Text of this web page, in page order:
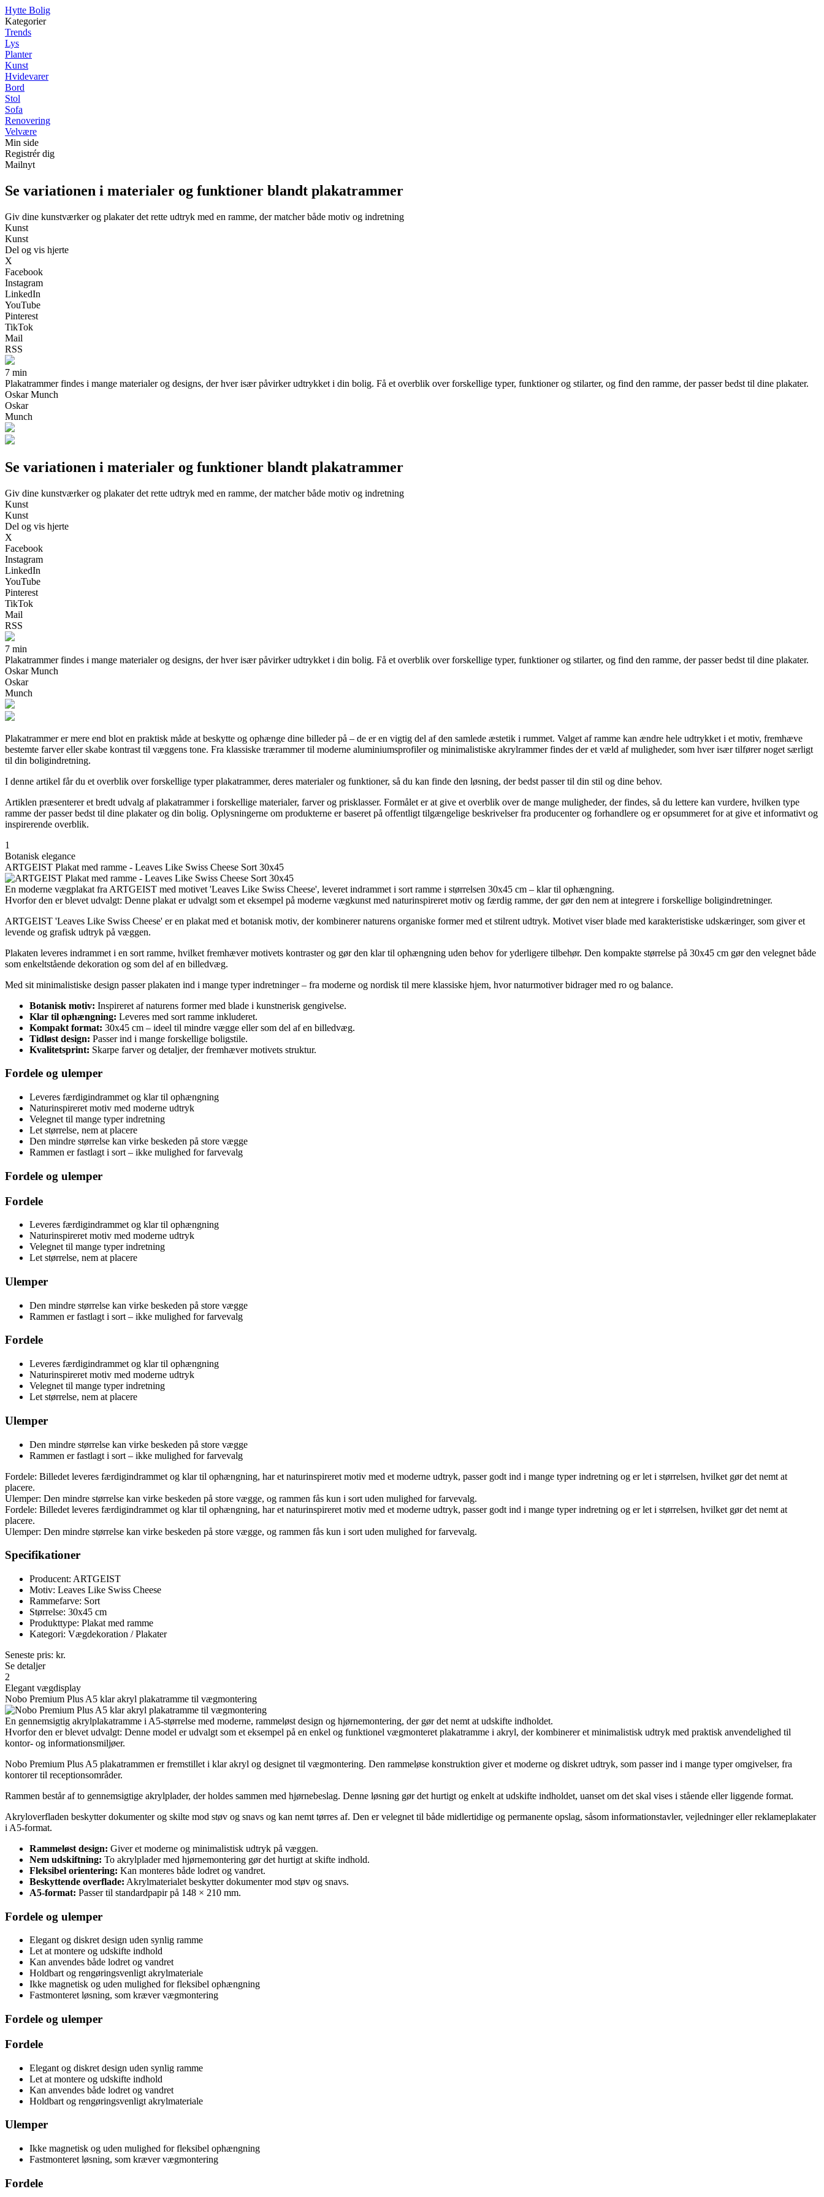
Hytte Bolig
Kategorier
Trends
Lys
Planter
Kunst
Hvidevarer
Bord
Stol
Sofa
Renovering
Velvære
Min side
Registrér dig
Mailnyt
Se variationen i materialer og funktioner blandt plakatrammer
Giv dine kunstværker og plakater det rette udtryk med en ramme, der matcher både motiv og indretning
Kunst
Kunst
Del og vis hjerte
X
Facebook
Instagram
LinkedIn
YouTube
Pinterest
TikTok
Mail
RSS
7 min
Plakatrammer findes i mange materialer og designs, der hver især påvirker udtrykket i din bolig. Få et overblik over forskellige typer, funktioner og stilarter, og find den ramme, der passer bedst til dine plakater.
Oskar Munch
Oskar
Munch
Se variationen i materialer og funktioner blandt plakatrammer
Giv dine kunstværker og plakater det rette udtryk med en ramme, der matcher både motiv og indretning
Kunst
Kunst
Del og vis hjerte
X
Facebook
Instagram
LinkedIn
YouTube
Pinterest
TikTok
Mail
RSS
7 min
Plakatrammer findes i mange materialer og designs, der hver især påvirker udtrykket i din bolig. Få et overblik over forskellige typer, funktioner og stilarter, og find den ramme, der passer bedst til dine plakater.
Oskar Munch
Oskar
Munch
Plakatrammer er mere end blot en praktisk måde at beskytte og ophænge dine billeder på – de er en vigtig del af den samlede æstetik i rummet. Valget af ramme kan ændre hele udtrykket i et motiv, fremhæve
bestemte farver eller skabe kontrast til væggens tone. Fra klassiske trærammer til moderne aluminiumsprofiler og minimalistiske akrylrammer findes der et væld af muligheder, som hver især tilfører noget særligt
til din boligindretning.
I denne artikel får du et overblik over forskellige typer plakatrammer, deres materialer og funktioner, så du kan finde den løsning, der bedst passer til din stil og dine behov.
Artiklen præsenterer et bredt udvalg af plakatrammer i forskellige materialer, farver og prisklasser. Formålet er at give et overblik over de mange muligheder, der findes, så du lettere kan vurdere, hvilken type
ramme der passer bedst til dine plakater og din bolig. Oplysningerne om produkterne er baseret på offentligt tilgængelige beskrivelser fra producenter og forhandlere og er opsummeret for at give et informativt og
inspirerende overblik.
1
Botanisk elegance
ARTGEIST Plakat med ramme - Leaves Like Swiss Cheese Sort 30x45
En moderne vægplakat fra ARTGEIST med motivet 'Leaves Like Swiss Cheese', leveret indrammet i sort ramme i størrelsen 30x45 cm – klar til ophængning.
Hvorfor den er blevet udvalgt: Denne plakat er udvalgt som et eksempel på moderne vægkunst med naturinspireret motiv og færdig ramme, der gør den nem at integrere i forskellige boligindretninger.
ARTGEIST 'Leaves Like Swiss Cheese' er en plakat med et botanisk motiv, der kombinerer naturens organiske former med et stilrent udtryk. Motivet viser blade med karakteristiske udskæringer, som giver et
levende og grafisk udtryk på væggen.
Plakaten leveres indrammet i en sort ramme, hvilket fremhæver motivets kontraster og gør den klar til ophængning uden behov for yderligere tilbehør. Den kompakte størrelse på 30x45 cm gør den velegnet både
som enkeltstående dekoration og som del af en billedvæg.
Med sit minimalistiske design passer plakaten ind i mange typer indretninger – fra moderne og nordisk til mere klassiske hjem, hvor naturmotiver bidrager med ro og balance.
Botanisk motiv: Inspireret af naturens former med blade i kunstnerisk gengivelse.
Klar til ophængning: Leveres med sort ramme inkluderet.
Kompakt format: 30x45 cm – ideel til mindre vægge eller som del af en billedvæg.
Tidløst design: Passer ind i mange forskellige boligstile.
Kvalitetsprint: Skarpe farver og detaljer, der fremhæver motivets struktur.
Fordele og ulemper
Leveres færdigindrammet og klar til ophængning
Naturinspireret motiv med moderne udtryk
Velegnet til mange typer indretning
Let størrelse, nem at placere
Den mindre størrelse kan virke beskeden på store vægge
Rammen er fastlagt i sort – ikke mulighed for farvevalg
Fordele og ulemper
Fordele
Leveres færdigindrammet og klar til ophængning
Naturinspireret motiv med moderne udtryk
Velegnet til mange typer indretning
Let størrelse, nem at placere
Ulemper
Den mindre størrelse kan virke beskeden på store vægge
Rammen er fastlagt i sort – ikke mulighed for farvevalg
Fordele
Leveres færdigindrammet og klar til ophængning
Naturinspireret motiv med moderne udtryk
Velegnet til mange typer indretning
Let størrelse, nem at placere
Ulemper
Den mindre størrelse kan virke beskeden på store vægge
Rammen er fastlagt i sort – ikke mulighed for farvevalg
Fordele: Billedet leveres færdigindrammet og klar til ophængning, har et naturinspireret motiv med et moderne udtryk, passer godt ind i mange typer indretning og er let i størrelsen, hvilket gør det nemt at
placere.
Ulemper: Den mindre størrelse kan virke beskeden på store vægge, og rammen fås kun i sort uden mulighed for farvevalg.
Fordele: Billedet leveres færdigindrammet og klar til ophængning, har et naturinspireret motiv med et moderne udtryk, passer godt ind i mange typer indretning og er let i størrelsen, hvilket gør det nemt at
placere.
Ulemper: Den mindre størrelse kan virke beskeden på store vægge, og rammen fås kun i sort uden mulighed for farvevalg.
Specifikationer
Producent: ARTGEIST
Motiv: Leaves Like Swiss Cheese
Rammefarve: Sort
Størrelse: 30x45 cm
Produkttype: Plakat med ramme
Kategori: Vægdekoration / Plakater
Seneste pris: kr.
Se detaljer
2
Elegant vægdisplay
Nobo Premium Plus A5 klar akryl plakatramme til vægmontering
En gennemsigtig akrylplakatramme i A5-størrelse med moderne, rammeløst design og hjørnemontering, der gør det nemt at udskifte indholdet.
Hvorfor den er blevet udvalgt: Denne model er udvalgt som et eksempel på en enkel og funktionel vægmonteret plakatramme i akryl, der kombinerer et minimalistisk udtryk med praktisk anvendelighed til
kontor- og informationsmiljøer.
Nobo Premium Plus A5 plakatrammen er fremstillet i klar akryl og designet til vægmontering. Den rammeløse konstruktion giver et moderne og diskret udtryk, som passer ind i mange typer omgivelser, fra
kontorer til receptionsområder.
Rammen består af to gennemsigtige akrylplader, der holdes sammen med hjørnebeslag. Denne løsning gør det hurtigt og enkelt at udskifte indholdet, uanset om det skal vises i stående eller liggende format.
Akryloverfladen beskytter dokumenter og skilte mod støv og snavs og kan nemt tørres af. Den er velegnet til både midlertidige og permanente opslag, såsom informationstavler, vejledninger eller reklameplakater
i A5-format.
Rammeløst design: Giver et moderne og minimalistisk udtryk på væggen.
Nem udskiftning: To akrylplader med hjørnemontering gør det hurtigt at skifte indhold.
Fleksibel orientering: Kan monteres både lodret og vandret.
Beskyttende overflade: Akrylmaterialet beskytter dokumenter mod støv og snavs.
A5-format: Passer til standardpapir på 148 × 210 mm.
Fordele og ulemper
Elegant og diskret design uden synlig ramme
Let at montere og udskifte indhold
Kan anvendes både lodret og vandret
Holdbart og rengøringsvenligt akrylmateriale
Ikke magnetisk og uden mulighed for fleksibel ophængning
Fastmonteret løsning, som kræver vægmontering
Fordele og ulemper
Fordele
Elegant og diskret design uden synlig ramme
Let at montere og udskifte indhold
Kan anvendes både lodret og vandret
Holdbart og rengøringsvenligt akrylmateriale
Ulemper
Ikke magnetisk og uden mulighed for fleksibel ophængning
Fastmonteret løsning, som kræver vægmontering
Fordele